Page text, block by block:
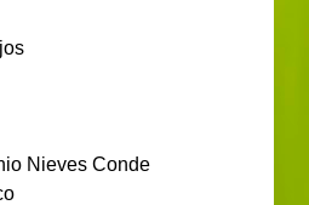
Nieves Conde